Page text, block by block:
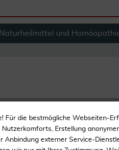
Naturheilmittel und
Homöopathisches
Für die bestmögliche Webseiten-
Erstellung
externer Service-